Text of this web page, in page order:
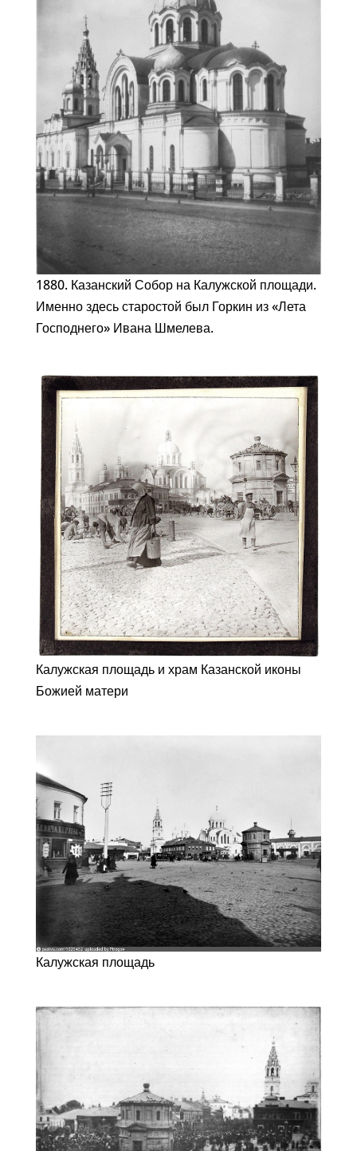
1880. Казанский Собор на Калужской площади.
Именно здесь старостой был Горкин из «Лета
Господнего» Ивана Шмелева.
Калужская площадь и храм Казанской иконы
Божией матери
Калужская площадь